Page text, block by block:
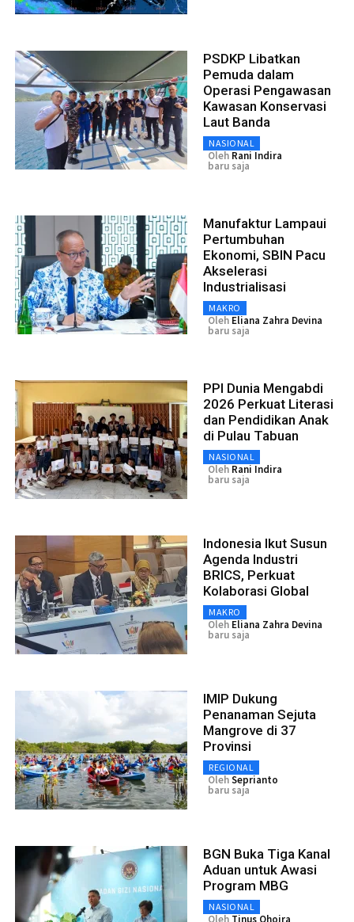
PSDKP Libatkan
Pemuda dalam
Operasi Pengawasan
Kawasan Konservasi
Laut Banda
NASIONAL
Oleh Rani Indira
baru saja
Manufaktur Lampaui
Pertumbuhan
Ekonomi, SBIN Pacu
Akselerasi
Industrialisasi
MAKRO
Oleh Eliana Zahra Devina
baru saja
PPI Dunia Mengabdi
2026 Perkuat Literasi
dan Pendidikan Anak
di Pulau Tabuan
NASIONAL
Oleh Rani Indira
baru saja
Indonesia Ikut Susun
Agenda Industri
BRICS, Perkuat
Kolaborasi Global
MAKRO
Oleh Eliana Zahra Devina
baru saja
IMIP Dukung
Penanaman Sejuta
Mangrove di 37
Provinsi
REGIONAL
OlehSeprianto
baru saja
BGN Buka Tiga Kanal
Aduan untuk Awasi
Program MBG
NASIONAL
Oleh Tinus Ohoira